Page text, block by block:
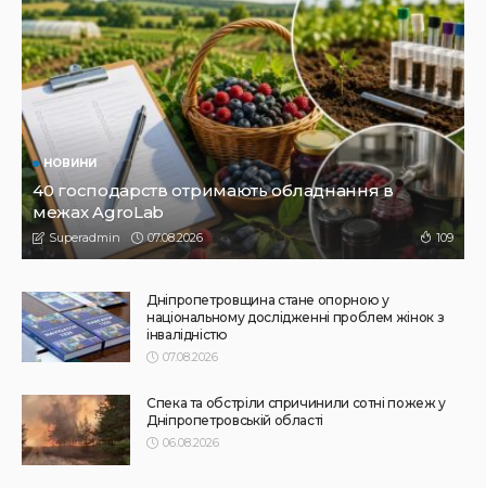
НОВИНИ
Не їжте біля шкірки: фахівці розповіли, як безпечно
ласувати кавунами
Superadmin 31.07.2026 190